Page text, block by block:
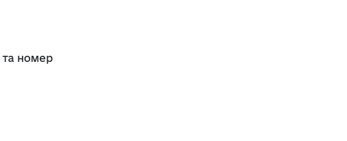
та номер